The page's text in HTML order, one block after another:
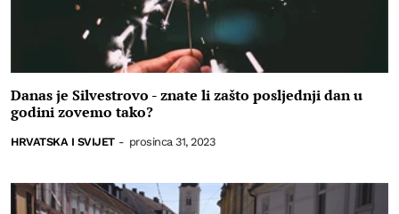
Danas je Silvestrovo - znate li zašto posljednji dan u
godini zovemo tako?
HRVATSKA I SVIJET - prosinca 31, 2023